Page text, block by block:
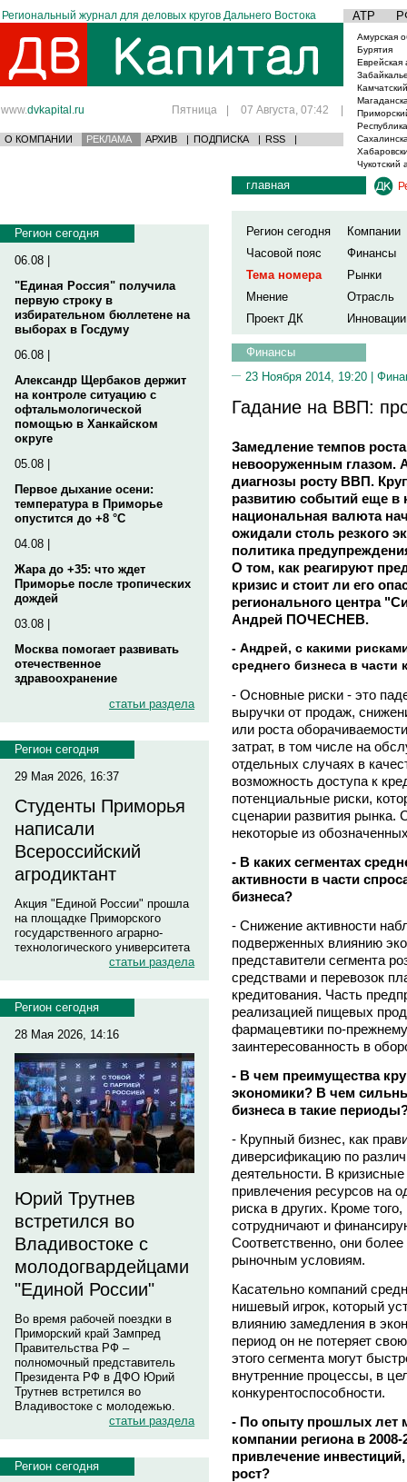
Региональный журнал для деловых кругов Дальнего Востока АТР
www.dvkapital.ru Пятница | 07 Августа, 07:42 |
О КОМПАНИИ РЕКЛАМА АРХИВ | ПОДПИСКА | RSS |
Амурская
Бурятия
Еврейская
Чукотский
Регион сегодня
06.08 |
"Единая Россия" получила
первую строку в
избирательном бюллетене на
выборах в Госдуму
06.08 |
Александр Щербаков держит
на контроле ситуацию с
офтальмологической
помощью в Ханкайском
округе
05.08 |
Первое дыхание осени:
температура в Приморье
опустится до +8 °C
04.08 |
Жара до +35: что ждет
Приморье после тропических
дождей
03.08 |
Москва помогает развивать
отечественное
здравоохранение
статьи раздела
Регион сегодня
29 Мая 2026, 16:37
Студенты Приморья
написали
Всероссийский
агродиктант
Акция "Единой России" прошла
на площадке Приморского
государственного аграрно-
технологического университета
статьи раздела
Регион сегодня
28 Мая 2026, 14:16
Юрий Трутнев
встретился во
Владивостоке с
молодогвардейцами
"Единой России"
Во время рабочей поездки в
Приморский край Зампред
Правительства РФ –
полномочный представитель
Президента РФ в ДФО Юрий
Трутнев встретился во
Владивостоке с молодежью.
статьи раздела
Регион сегодня
главная
Регион сегодня
Компании
Часовой пояс
Финансы
Тема номера
Рынки
Мнение
Отрасль
Проект ДК
Инновации
Финансы
23 Ноября 2014, 19:20 |
Гадание на ВВП:
Замедление темпов
невооруженным глазом.
диагнозы росту ВВП.
развитию событий еще в
национальная валюта
ожидали столь резкого
политика
О том, как реагируют
кризис и стоит ли его
регионального центра
Андрей ПОЧЕСНЕВ.
- Андрей, с какими
среднего бизнеса в части
- Основные риски - это
выручки от продаж,
или роста
затрат, в том числе на
отдельных случаях в
возможность доступа к
потенциальные риски,
сценарии развития рынка.
некоторые из
- В каких сегментах
активности в части
бизнеса?
- Снижение активности
подверженных влиянию
представители сегмента
средствами и перевозок
кредитования. Часть
реализацией пищевых
фармацевтики по-
заинтересованность в
- В чем преимущества
экономики? В чем
бизнеса в такие
- Крупный бизнес, как
диверсификацию по
деятельности. В
привлечения ресурсов на
риска в других. Кроме
сотрудничают и
Соответственно, они
рыночным условиям.
Касательно компаний
нишевый игрок, который
влиянию замедления в
период он не потеряет
этого сегмента могут
внутренние процессы, в
конкурентоспособности.
- По опыту прошлых лет
компании региона в
привлечение
рост?